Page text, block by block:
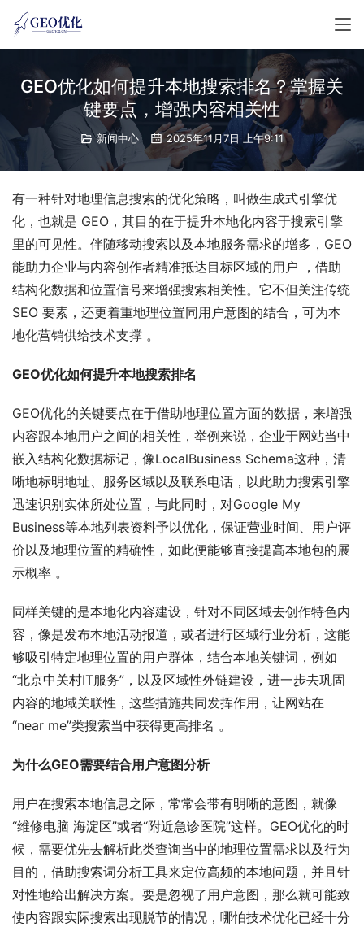
GEO优化如何提升本地搜索排名？掌握关
键要点，增强内容相关性
新闻中心 2025年11月7日 上午9:11
有一种针对地理信息搜索的优化策略，叫做生成式引擎优
化，也就是 GEO，其目的在于提升本地化内容于搜索引擎
里的可见性。伴随移动搜索以及本地服务需求的增多，GEO
能助力企业与内容创作者精准抵达目标区域的用户 ，借助
结构化数据和位置信号来增强搜索相关性。它不但关注传统
SEO 要素，还更着重地理位置同用户意图的结合，可为本
地化营销供给技术支撑 。
GEO优化如何提升本地搜索排名
GEO优化的关键要点在于借助地理位置方面的数据，来增强
内容跟本地用户之间的相关性，举例来说，企业于网站当中
嵌入结构化数据标记，像LocalBusiness Schema这种，清
晰地标明地址、服务区域以及联系电话，以此助力搜索引擎
迅速识别实体所处位置，与此同时，对Google My
Business等本地列表资料予以优化，保证营业时间、用户评
价以及地理位置的精确性，如此便能够直接提高本地包的展
示概率 。
同样关键的是本地化内容建设，针对不同区域去创作特色内
容，像是发布本地活动报道，或者进行区域行业分析，这能
够吸引特定地理位置的用户群体，结合本地关键词，例如
“北京中关村IT服务”，以及区域性外链建设，进一步去巩固
内容的地域关联性，这些措施共同发挥作用，让网站在
“near me”类搜索当中获得更高排名 。
为什么GEO需要结合用户意图分析
用户在搜索本地信息之际，常常会带有明晰的意图，就像
“维修电脑 海淀区”或者“附近急诊医院”这样。GEO优化的时
候，需要优先去解析此类查询当中的地理位置需求以及行为
目的，借助搜索词分析工具来定位高频的本地问题，并且针
对性地给出解决方案。要是忽视了用户意图，那么就可能致
使内容跟实际搜索出现脱节的情况，哪怕技术优化已经十分